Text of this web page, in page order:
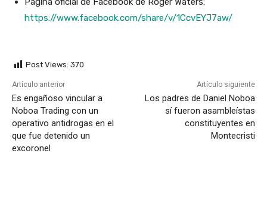
https://www.facebook.com/share/v/1CcvEYJ7aw/
Post Views: 370
Artículo anterior
Es engañoso vincular a
Noboa Trading con un
operativo antidrogas en el
que fue detenido un
excoronel
Artículo siguiente
Los padres de Daniel Noboa
sí fueron asambleístas
constituyentes en
Montecristi